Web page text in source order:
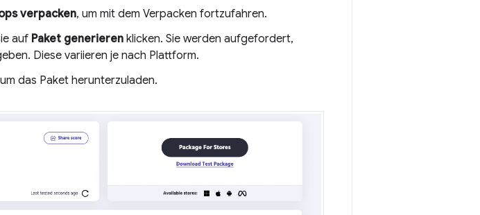
verpacken, um mit dem Verpacken fortzufahren.
auf Paket generieren klicken. Sie werden aufgefordert,
Diese variieren je nach Plattform.
das Paket herunterzuladen.